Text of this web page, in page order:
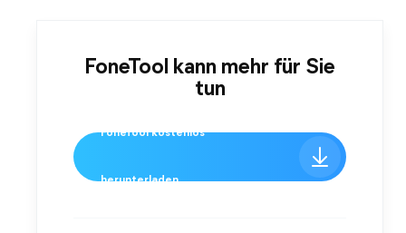
FoneTool kann mehr für Sie
tun
FoneTool kostenlos
herunterladen